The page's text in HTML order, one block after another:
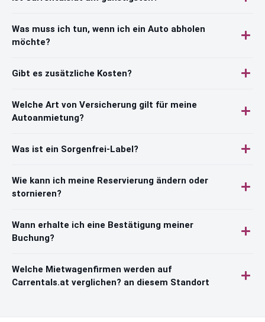
Was muss ich tun, wenn ich ein Auto abholen
möchte?
Gibt es zusätzliche Kosten?
Welche Art von Versicherung gilt für meine
Autoanmietung?
Was ist ein Sorgenfrei-Label?
Wie kann ich meine Reservierung ändern oder
stornieren?
Wann erhalte ich eine Bestätigung meiner
Buchung?
Welche Mietwagenfirmen werden auf
Carrentals.at verglichen? an diesem Standort